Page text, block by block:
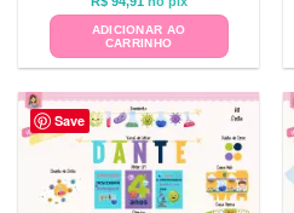
ADICIONAR AO
CARRINHO
Save